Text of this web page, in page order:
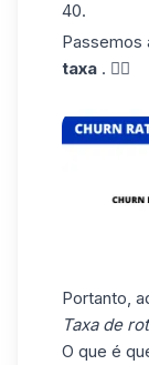
40.
Passemos
taxa . 👇🏼
Portanto,
Taxa de
O que é